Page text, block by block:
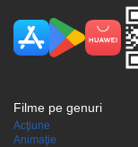
Filme pe genuri
Acţiune
Animaţie